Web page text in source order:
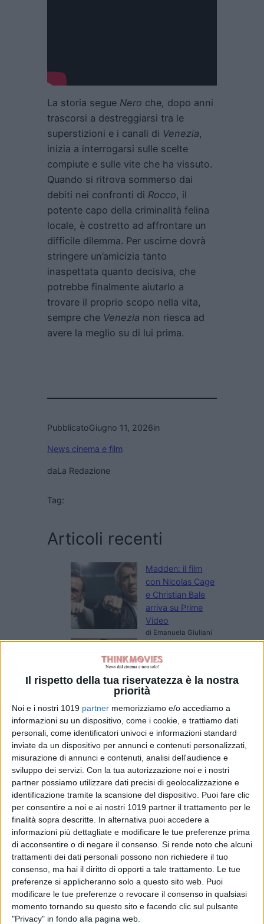
Il rispetto della tua riservatezza è la nostra
priorità
Noi e i nostri 1019 partner memorizziamo e/o accediamo a
informazioni su un dispositivo, come i cookie, e trattiamo dati
personali, come identificatori univoci e informazioni standard
inviate da un dispositivo per annunci e contenuti personalizzati,
misurazione di annunci e contenuti, analisi dell'audience e
sviluppo dei servizi. Con la tua autorizzazione noi e i nostri
partner possiamo utilizzare dati precisi di geolocalizzazione e
identificazione tramite la scansione del dispositivo. Puoi fare clic
per consentire a noi e ai nostri 1019 partner il trattamento per le
finalità sopra descritte. In alternativa puoi accedere a
informazioni più dettagliate e modificare le tue preferenze prima
di acconsentire o di negare il consenso. Si rende noto che alcuni
trattamenti dei dati personali possono non richiedere il tuo
consenso, ma hai il diritto di opporti a tale trattamento. Le tue
preferenze si applicheranno solo a questo sito web. Puoi
modificare le tue preferenze o revocare il consenso in qualsiasi
momento tornando su questo sito e facendo clic sul pulsante
"Privacy" in fondo alla pagina web.
La storia segue Nero che, dopo anni
trascorsi a destreggiarsi tra le
superstizioni e i canali di Venezia,
inizia a interrogarsi sulle scelte
compiute e sulle vite che ha vissuto.
Quando si ritrova sommerso dai
debiti nei confronti di Rocco, il
potente capo della criminalità felina
locale, è costretto ad affrontare un
difficile dilemma. Per uscirne dovrà
stringere un’amicizia tanto
inaspettata quanto decisiva, che
potrebbe finalmente aiutarlo a
trovare il proprio scopo nella vita,
sempre che Venezia non riesca ad
avere la meglio su di lui prima.
PubblicatoGiugno 11, 2026in
News cinema e film
daLa Redazione
Tag:
Articoli recenti
Madden: il film
con Nicolas Cage
e Christian Bale
arriva su Prime
Video
di Emanuela Giuliani
Primetime: il trailer
svela Robert
Pattinson nel
thriller su To
Catch a Predator
di Emanuela Giuliani
Il CEO di Warner
Bros. Discovery
esalta Superman:
Man of
Tomorrow:
“Immagini
fantastiche”
di Emanuela Giuliani
Coyote vs Acme:
il nuovo trailer e
poster del film al
cinema a
settembre
di La Redazione
Hokum, debutto
da brividi al box